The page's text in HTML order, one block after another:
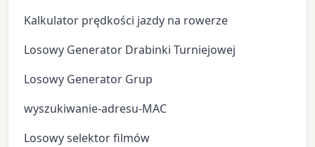
Kalkulator prędkości jazdy na rowerze
Losowy Generator Drabinki Turniejowej
Losowy Generator Grup
wyszukiwanie-adresu-MAC
Losowy selektor filmów